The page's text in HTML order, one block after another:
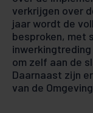
verkrijgen over
jaar wordt de
besproken, met
om zelf aan de
Daarnaast zijn
van de